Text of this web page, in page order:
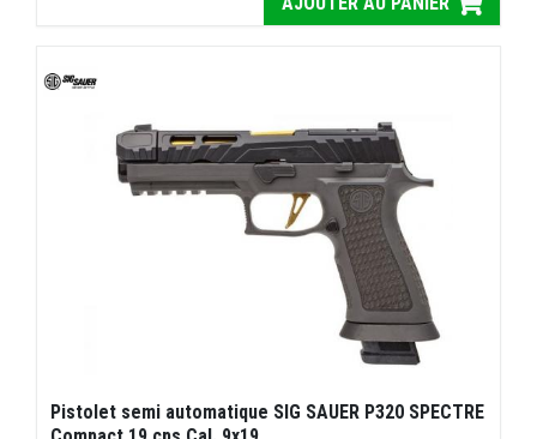
Pistolet semi automatique SIG SAUER P320 SPECTRE